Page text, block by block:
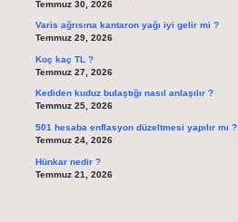
Temmuz 30, 2026
Varis ağrısına kantaron yağı iyi gelir mi ?
Temmuz 29, 2026
Koç kaç TL ?
Temmuz 27, 2026
Kediden kuduz bulaştığı nasıl anlaşılır ?
Temmuz 25, 2026
501 hesaba enflasyon düzeltmesi yapılır mı ?
Temmuz 24, 2026
Hünkar nedir ?
Temmuz 21, 2026